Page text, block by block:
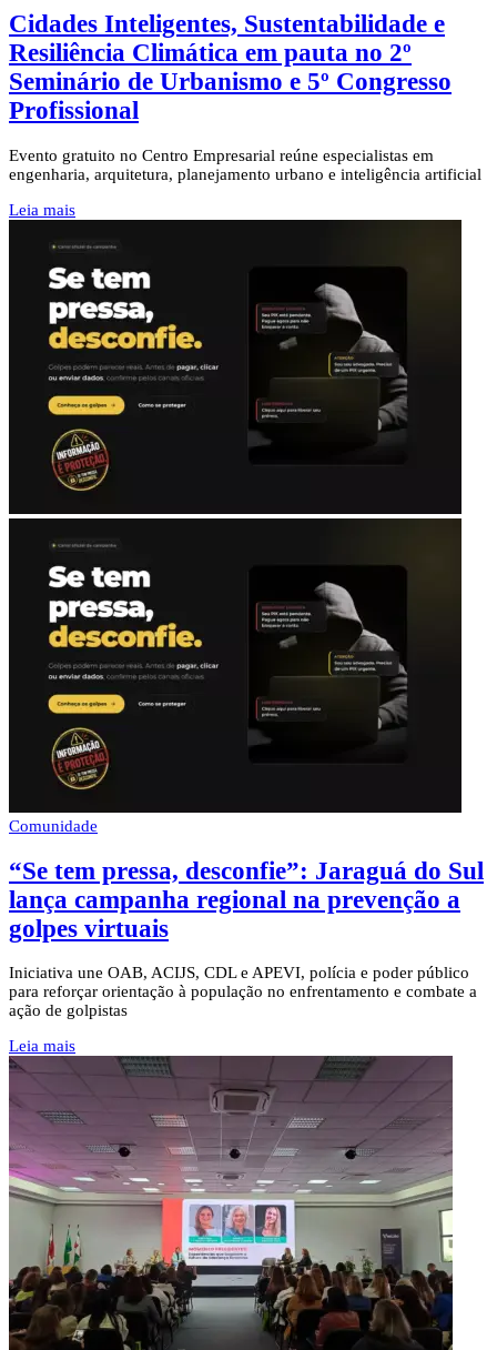
Cidades Inteligentes, Sustentabilidade e
Resiliência Climática em pauta no 2º
Seminário de Urbanismo e 5º Congresso
Profissional
Evento gratuito no Centro Empresarial reúne especialistas em
engenharia, arquitetura, planejamento urbano e inteligência artificial
Leia mais
Comunidade
“Se tem pressa, desconfie”: Jaraguá do Sul
lança campanha regional na prevenção a
golpes virtuais
Iniciativa une OAB, ACIJS, CDL e APEVI, polícia e poder público
para reforçar orientação à população no enfrentamento e combate a
ação de golpistas
Leia mais